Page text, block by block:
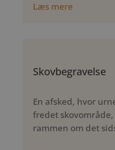
Læs mere
Skovbegravelse
En afsked, hvor
fredet
rammen om det